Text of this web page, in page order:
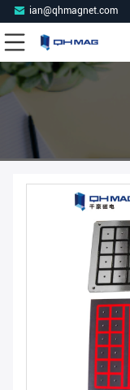
ian@qhmagnet.com